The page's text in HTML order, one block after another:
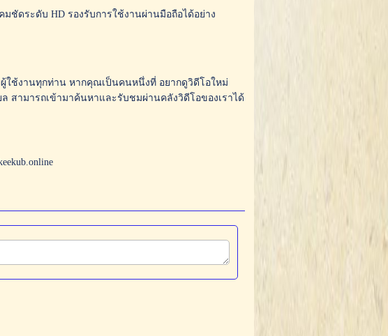
ดระดับ HD รองรับการใช้งานผ่านมือถือได้อย่าง
ใช้งานทุกท่าน หากคุณเป็นคนหนึ่งที่ อยากดูวิดีโอใหม่
สามารถเข้ามาค้นหาและรับชมผ่านคลังวิดีโอของเราได้